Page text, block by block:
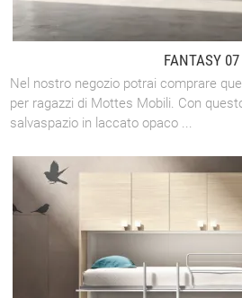
FANTASY 07
Nel nostro negozio potrai comprare
per ragazzi di Mottes Mobili. Con
salvaspazio in laccato opaco ...